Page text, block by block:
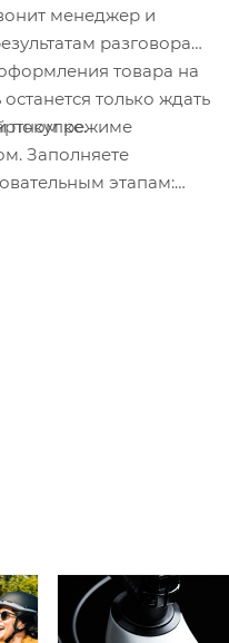
менеджер и
разговора
товара на
только ждать
покупке.режиме
Заполняете
этапам: